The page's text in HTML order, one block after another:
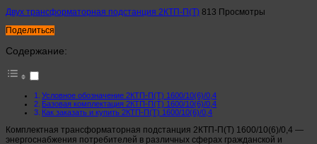
Двух трансформаторная подстанция 2КТП-П(Т) 813 Просмотры
Поделиться
Содержание:
Условное обозначение 2КТП-П(Т) 1600/10(6)/0,4
Базовая комплектация 2КТП-П(Т) 1600/10(6)/0,4
Как заказать и купить 2КТП-П(Т) 1600/10(6)/0,4
Комплектная трансформаторная подстанция 2КТП-П(Т) 1600/10(6)/0,4 —
энергоснабжения потребителей в различных сферах гражданской и